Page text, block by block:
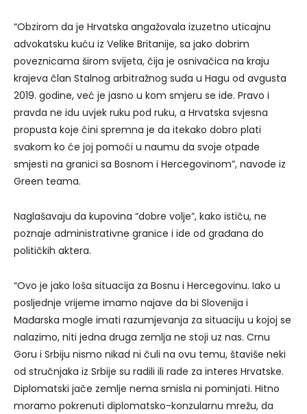
“Obzirom da je Hrvatska angažovala izuzetno uticajnu
advokatsku kuću iz Velike Britanije, sa jako dobrim
poveznicama širom svijeta, čija je osnivačica na kraju
krajeva član Stalnog arbitražnog suda u Hagu od avgusta
2019. godine, već je jasno u kom smjeru se ide. Pravo i
pravda ne idu uvjek ruku pod ruku, a Hrvatska svjesna
propusta koje čini spremna je da itekako dobro plati
svakom ko će joj pomoći u naumu da svoje otpade
smjesti na granici sa Bosnom i Hercegovinom”, navode iz
Green teama.
Naglašavaju da kupovina “dobre volje”, kako ističu, ne
poznaje administrativne granice i ide od građana do
političkih aktera.
“Ovo je jako loša situacija za Bosnu i Hercegovinu. Iako u
posljednje vrijeme imamo najave da bi Slovenija i
Mađarska mogle imati razumjevanja za situaciju u kojoj se
nalazimo, niti jedna druga zemlja ne stoji uz nas. Crnu
Goru i Srbiju nismo nikad ni čuli na ovu temu, štaviše neki
od stručnjaka iz Srbije su radili ili rade za interes Hrvatske.
Diplomatski jače zemlje nema smisla ni pominjati. Hitno
moramo pokrenuti diplomatsko-konzularnu mrežu, da